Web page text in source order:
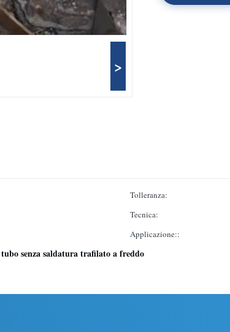
>
Tolleranza:
Tecnica:
Applicazione::
tubo senza saldatura trafilato a freddo